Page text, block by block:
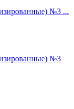
№3 ...
№3